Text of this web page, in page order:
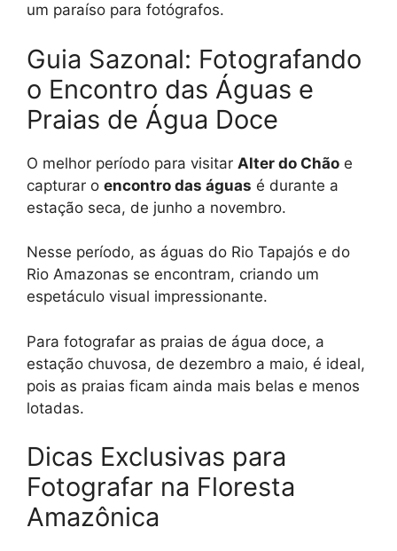
um paraíso para fotógrafos.
Guia Sazonal: Fotografando
o Encontro das Águas e
Praias de Água Doce
O melhor período para visitar Alter do Chão e
capturar o encontro das águas é durante a
estação seca, de junho a novembro.
Nesse período, as águas do Rio Tapajós e do
Rio Amazonas se encontram, criando um
espetáculo visual impressionante.
Para fotografar as praias de água doce, a
estação chuvosa, de dezembro a maio, é ideal,
pois as praias ficam ainda mais belas e menos
lotadas.
Dicas Exclusivas para
Fotografar na Floresta
Amazônica